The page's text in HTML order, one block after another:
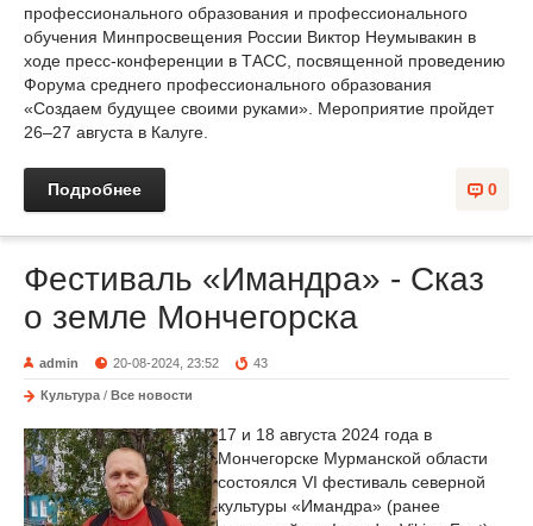
профессионального образования и профессионального
обучения Минпросвещения России Виктор Неумывакин в
ходе пресс-конференции в ТАСС, посвященной проведению
Форума среднего профессионального образования
«Создаем будущее своими руками». Мероприятие пройдет
26–27 августа в Калуге.
0
Подробнее
Фестиваль «Имандра» - Сказ
о земле Мончегорска
admin 20-08-2024, 23:52 43
Культура / Все новости
17 и 18 августа 2024 года в
Мончегорске Мурманской области
состоялся VI фестиваль северной
культуры «Имандра» (ранее